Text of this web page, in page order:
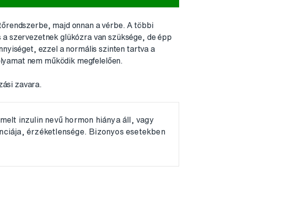
majd onnan a vérbe. A többi
szervezetnek glükózra van szüksége, de épp
ezzel a normális szinten tartva a
nem működik megfelelően.
zavara.
inzulin nevű hormon hiánya áll, vagy
érzéketlensége. Bizonyos esetekben